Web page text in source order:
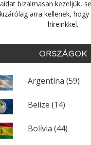
bizalmasan kezeljük,
arra kellenek,
híreinkkel.
ORSZÁGOK
Argentína (59)
Belize (14)
Bolívia (44)